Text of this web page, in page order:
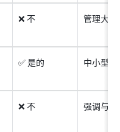
❌ 不 管理大规
✅ 是的 中小型服
❌ 不 强调与客